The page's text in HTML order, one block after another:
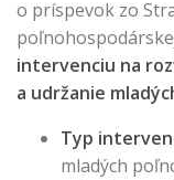
o príspevok zo
intervenciu na
a udržanie
Typ
mladých